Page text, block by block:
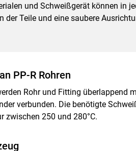
und Schweißgerät können in
der Teile und eine saubere
PP-R Rohren
Rohr und Fitting überlappend
verbunden. Die benötigte
zwischen 250 und 280°C.